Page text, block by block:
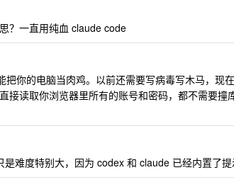
？一直用纯血 claude code
把你的电脑当肉鸡。以前还需要写病毒写木马，现
接读取你浏览器里所有的账号和密码，都不需要
是难度特别大，因为 codex 和 claude 已经内置了